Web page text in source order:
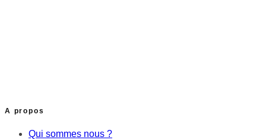
A propos
Qui sommes nous ?